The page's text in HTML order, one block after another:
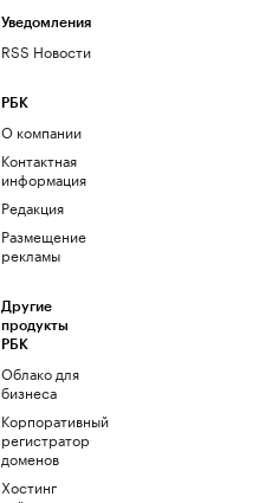
Уведомления
RSS Новости
РБК
О компании
Контактная
информация
Редакция
Размещение
рекламы
Другие
продукты
РБК
Облако для
бизнеса
Корпоративный
регистратор
доменов
Хостинг